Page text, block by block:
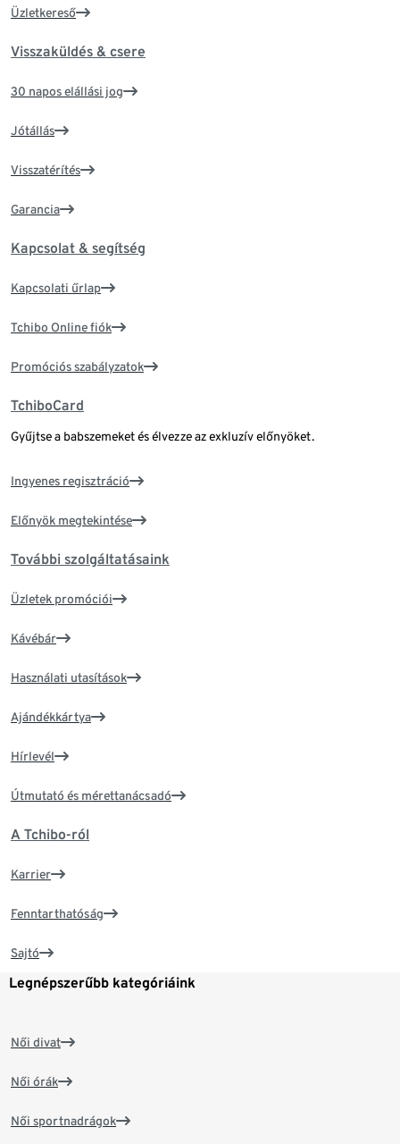
Üzletkereső
Visszaküldés & csere
30 napos elállási jog
Jótállás
Visszatérítés
Garancia
Kapcsolat & segítség
Kapcsolati űrlap
Tchibo Online fiók
Promóciós szabályzatok
TchiboCard
Gyűjtse a babszemeket és élvezze az exkluzív előnyöket.
Ingyenes regisztráció
Előnyök megtekintése
További szolgáltatásaink
Üzletek promóciói
Kávébár
Használati utasítások
Ajándékkártya
Hírlevél
Útmutató és mérettanácsadó
A Tchibo-ról
Karrier
Fenntarthatóság
Sajtó
Legnépszerűbb kategóriáink
Női divat
Női órák
Női sportnadrágok